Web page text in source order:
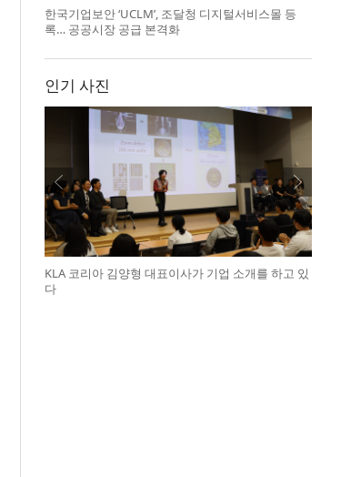
한국기업보안 ‘UCLM’, 조달청 디지털서비스몰 등
록… 공공시장 공급 본격화
인기 사진
KLA 코리아 김양형 대표이사가 기업 소개를 하고 있
다